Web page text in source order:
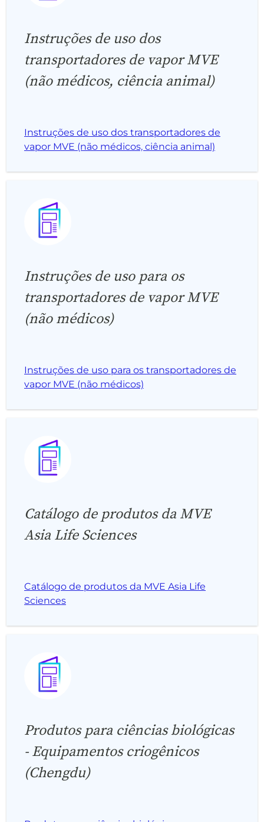
Instruções de uso dos
transportadores de vapor MVE
(não médicos, ciência animal)
Instruções de uso dos transportadores de
vapor MVE (não médicos, ciência animal)
Instruções de uso para os
transportadores de vapor MVE
(não médicos)
Instruções de uso para os transportadores de
vapor MVE (não médicos)
Catálogo de produtos da MVE
Asia Life Sciences
Catálogo de produtos da MVE Asia Life
Sciences
Produtos para ciências biológicas
- Equipamentos criogênicos
(Chengdu)